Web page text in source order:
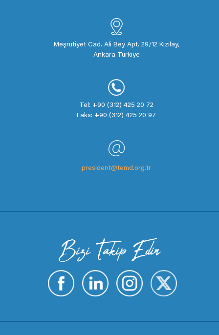
Meşrutiyet Cad. Ali Bey Apt. 29/12 Kızılay,
Ankara Türkiye
Tel: +90 (312) 425 20 72
Faks: +90 (312) 425 20 97
president@temd.org.tr
Bizi Takip Edin